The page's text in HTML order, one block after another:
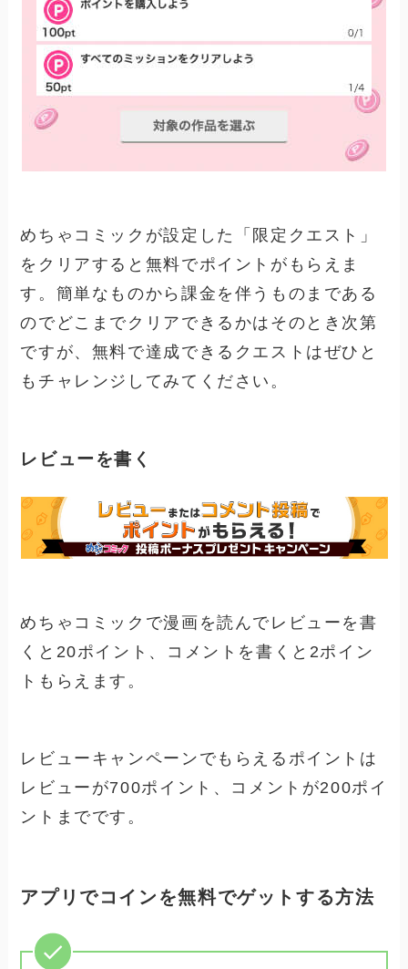
めちゃコミックが設定した「限定クエスト」
をクリアすると無料でポイントがもらえま
す。簡単なものから課金を伴うものまである
のでどこまでクリアできるかはそのとき次第
ですが、無料で達成できるクエストはぜひと
もチャレンジしてみてください。
レビューを書く
めちゃコミックで漫画を読んでレビューを書
くと20ポイント、コメントを書くと2ポイン
トもらえます。
レビューキャンペーンでもらえるポイントは
レビューが700ポイント、コメントが200ポイ
ントまでです。
アプリでコインを無料でゲットする方法